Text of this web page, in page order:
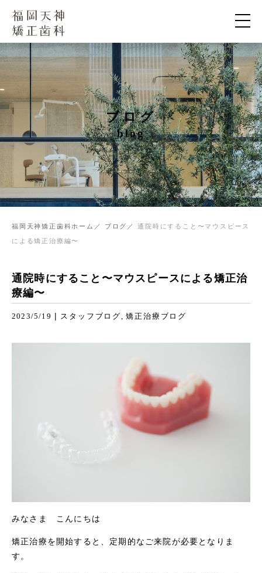
ブログ
blog
福岡天神矯正歯科ホーム ブログ 通院時にすること〜マウスピース
による矯正治療編〜
通院時にすること〜マウスピースによる矯正治
療編〜
2023/5/19 | スタッフブログ 矯正治療ブログ
みなさま こんにちは
矯正治療を開始すると、定期的なご来院が必要となりま
す。